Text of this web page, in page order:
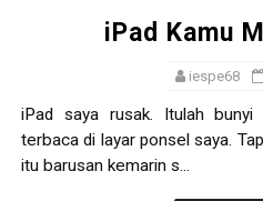
iPad Kamu
iespe68
iPad saya rusak. Itulah
terbaca di layar ponsel saya.
itu barusan kemarin s...